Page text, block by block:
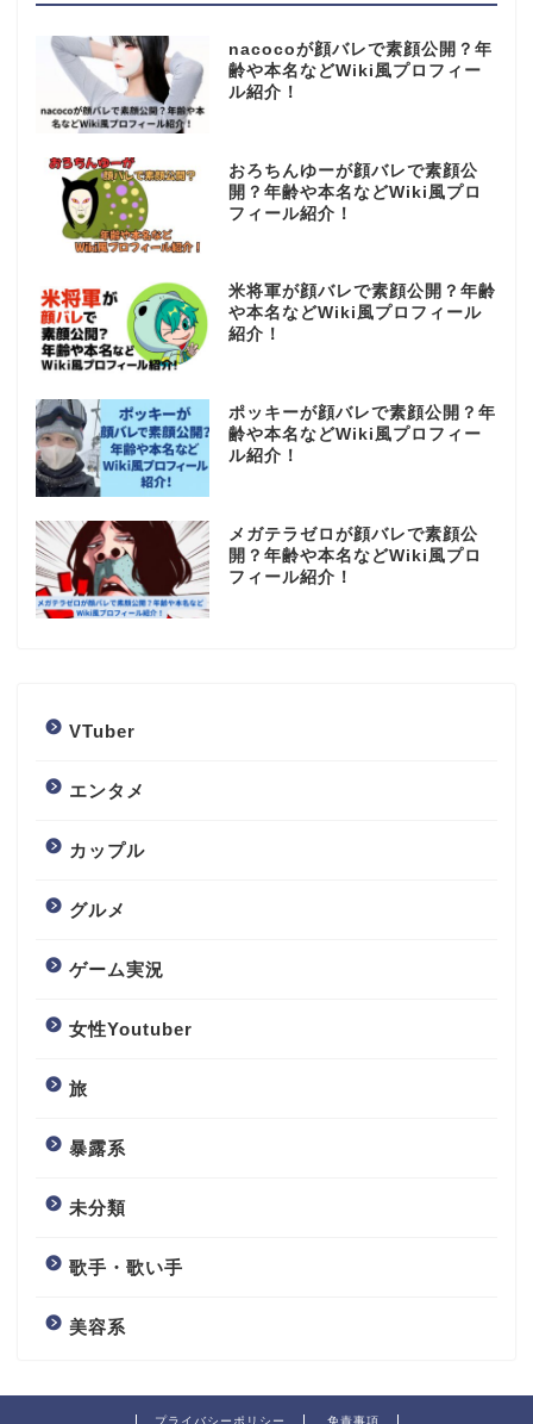
nacocoが顔バレで素顔公開？年
齢や本名などWiki風プロフィー
ル紹介！
おろちんゆーが顔バレで素顔公
開？年齢や本名などWiki風プロ
フィール紹介！
米将軍が顔バレで素顔公開？年齢
や本名などWiki風プロフィール
紹介！
ポッキーが顔バレで素顔公開？年
齢や本名などWiki風プロフィー
ル紹介！
メガテラゼロが顔バレで素顔公
開？年齢や本名などWiki風プロ
フィール紹介！
VTuber
エンタメ
カップル
グルメ
ゲーム実況
女性Youtuber
旅
暴露系
未分類
歌手・歌い手
美容系
プライバシーポリシー 免責事項